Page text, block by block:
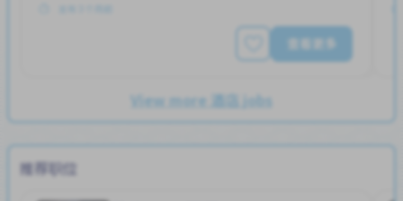
查看更多
View more 酒店 jobs
推荐职位